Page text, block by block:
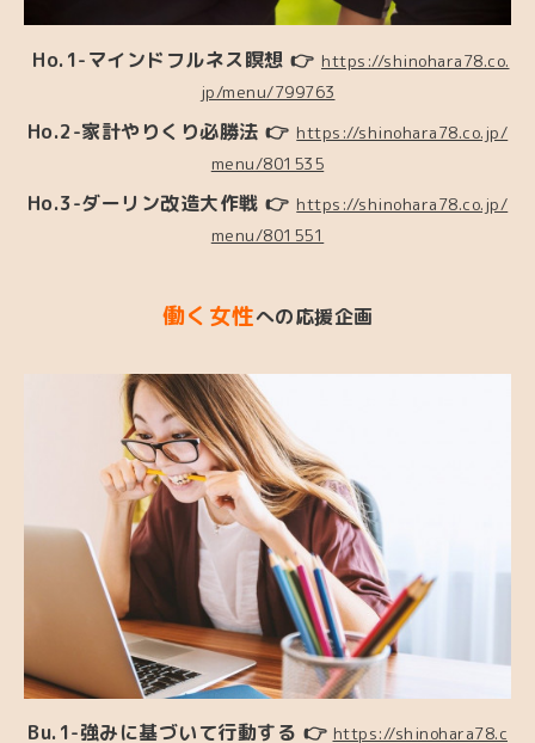
Ho.1-マインドフルネス瞑想 👉 https://shinohara78.co.
jp/menu/799763
Ho.2-家計やりくり必勝法 👉 https://shinohara78.co.jp/
menu/801535
Ho.3-ダーリン改造大作戦 👉 https://shinohara78.co.jp/
menu/801551
働く女性への応援企画
Bu.1-強みに基づいて行動する 👉 https://shinohara78.c